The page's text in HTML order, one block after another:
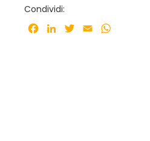
Condividi:
Facebook
LinkedInTwitter
Email